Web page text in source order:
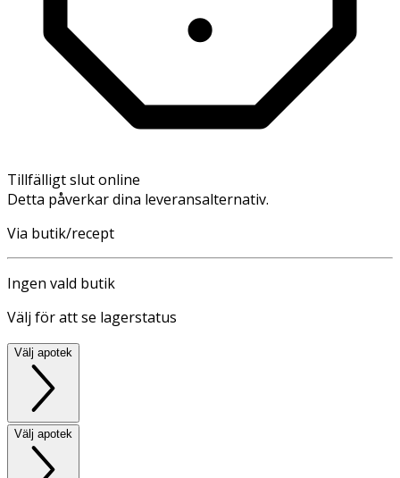
Tillfälligt slut online
Detta påverkar dina leveransalternativ.
Via butik/recept
Ingen vald butik
Välj för att se lagerstatus
Välj apotek
Välj apotek